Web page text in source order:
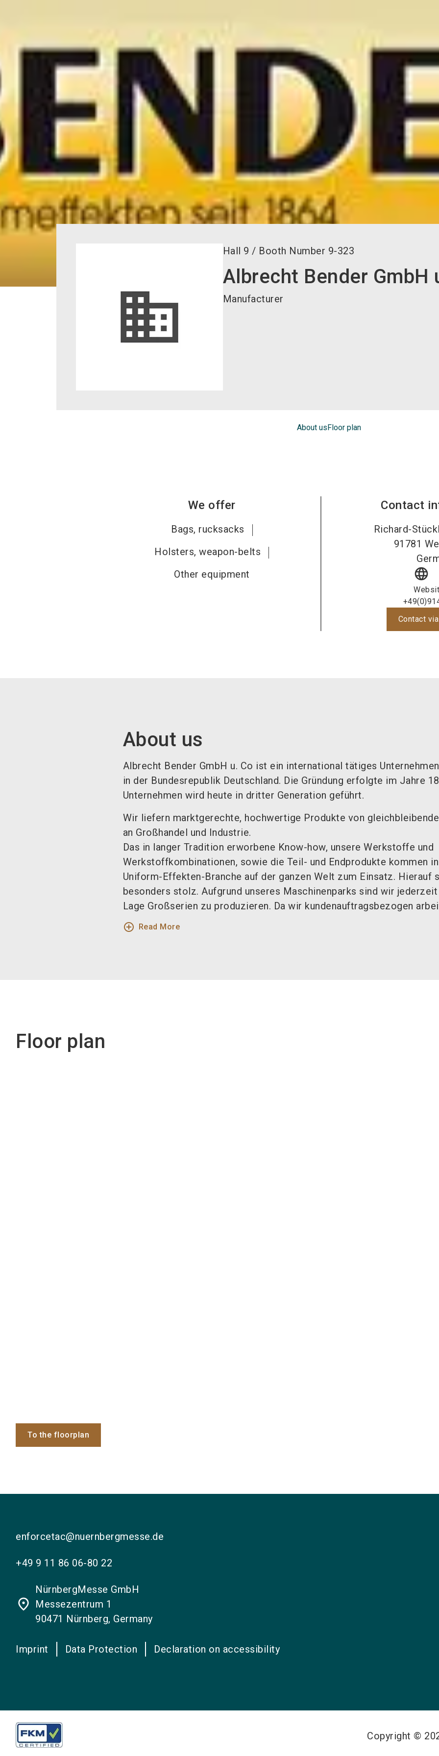
Hall 9 / Booth Number 9-323
Albrecht Bender GmbH
Manufacturer
About usFloor plan
We offer
Bags, rucksacks
Holsters, weapon-belts
Other equipment
Contact
Richard-
91781
language
Contact
About us
Albrecht Bender GmbH u. Co ist ein international tätiges
in der Bundesrepublik Deutschland. Die Gründung erfolgte im Jahre
Unternehmen wird heute in dritter Generation geführt.
Wir liefern marktgerechte, hochwertige Produkte von
an Großhandel und Industrie.
Das in langer Tradition erworbene Know-how, unsere Werkstoffe und
Werkstoffkombinationen, sowie die Teil- und Endprodukte kommen
Uniform-Effekten-Branche auf der ganzen Welt zum Einsatz. Hierauf
besonders stolz. Aufgrund unseres Maschinenparks sind wir
Lage Großserien zu produzieren. Da wir kundenauftragsbezogen
add_circle_outline Read More
Floor plan
To the floorplan
enforcetac@nuernbergmesse.de
+49 9 11 86 06-80 22
place
NürnbergMesse GmbH
Messezentrum 1
90471 Nürnberg, Germany
Imprint Data Protection Declaration on accessibility
Copyright ©